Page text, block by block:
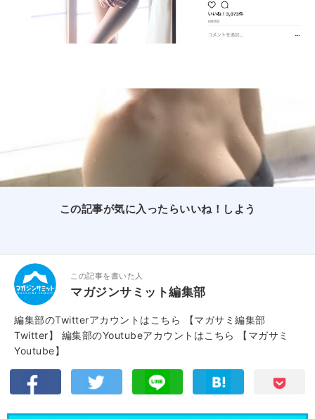
この記事が気に入ったらいいね！しよう
この記事を書いた人
マガジンサミット編集部
編集部のTwitterアカウントはこちら
【マガサミ編集部
Twitter】
編集部のYoutubeアカウントはこちら
【マガサミ
Youtube】